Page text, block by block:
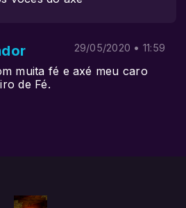
29/05/2020 • 11:59
muita fé e axé meu caro
de Fé.